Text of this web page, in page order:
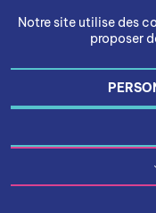
Notre site utilise des
proposer